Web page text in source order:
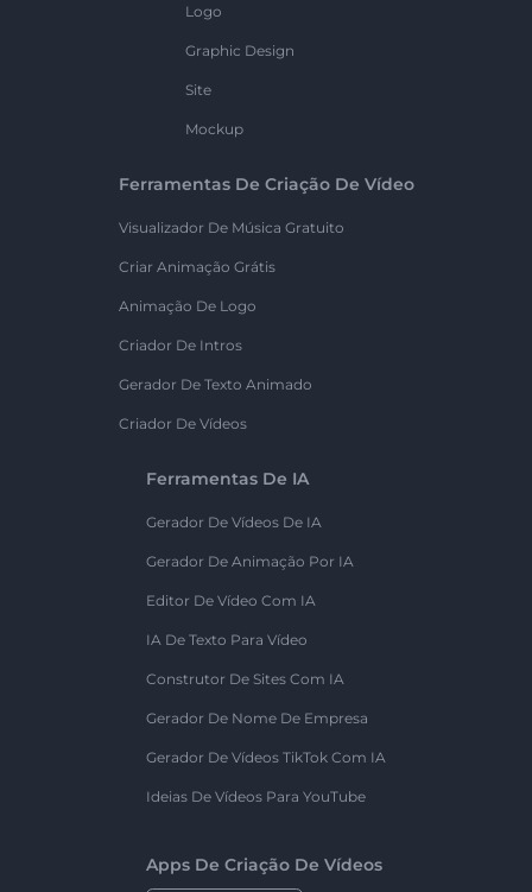
Logo
Graphic Design
Site
Mockup
Ferramentas De Criação De Vídeo
Visualizador De Música Gratuito
Criar Animação Grátis
Animação De Logo
Criador De Intros
Gerador De Texto Animado
Criador De Vídeos
Ferramentas De IA
Gerador De Vídeos De IA
Gerador De Animação Por IA
Editor De Vídeo Com IA
IA De Texto Para Vídeo
Construtor De Sites Com IA
Gerador De Nome De Empresa
Gerador De Vídeos TikTok Com IA
Ideias De Vídeos Para YouTube
Apps De Criação De Vídeos